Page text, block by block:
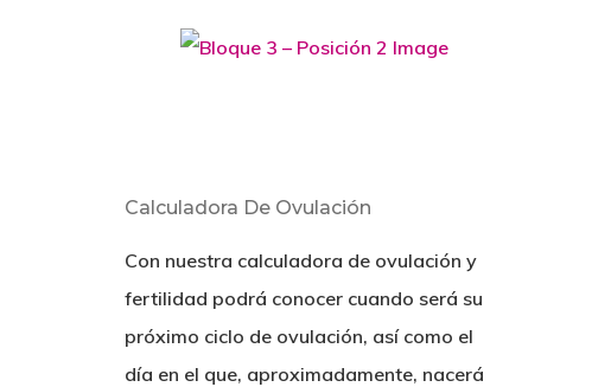
Calculadora De Ovulación
Con nuestra calculadora de ovulación y
fertilidad podrá conocer cuando será su
próximo ciclo de ovulación, así como el
día en el que, aproximadamente, nacerá